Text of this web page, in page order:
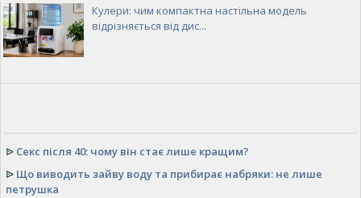
Кулери: чим компактна настільна модель
відрізняється від дис...
ᐉ Секс після 40: чому він стає лише кращим?
ᐉ Що виводить зайву воду та прибирає набряки: не лише
петрушка